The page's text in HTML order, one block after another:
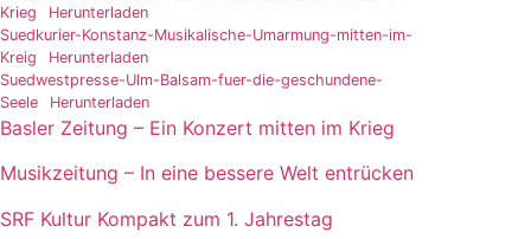
Krieg
Herunterladen
Suedkurier-Konstanz-Musikalische-Umarmung-mit­ten-im-
Kreig
Herunterladen
Suedwestpresse-Ulm-Balsam-fuer-die-geschun­de­ne-
Seele
Herunterladen
Basler Zeitung – Ein Konzert mit­ten im Krieg
Musikzeitung – In eine bes­se­re Welt entrücken
SRF Kultur Kompakt zum 1. Jahrestag